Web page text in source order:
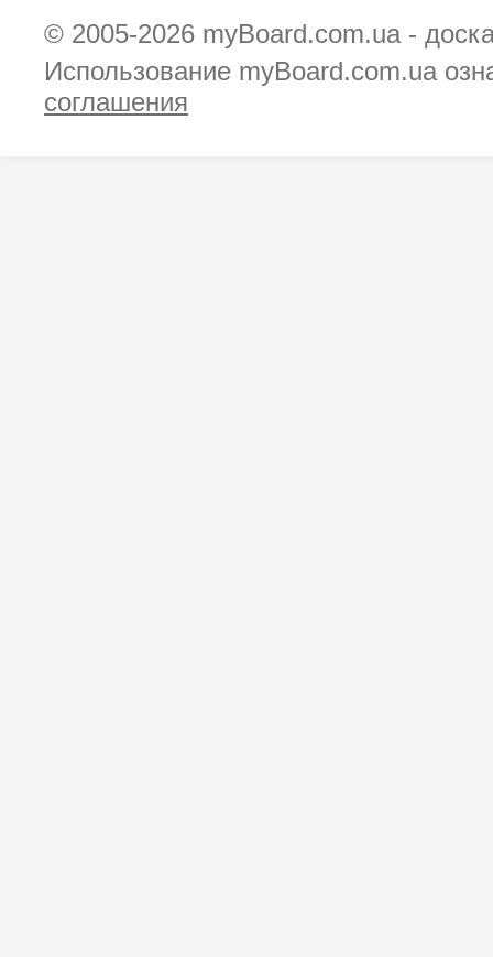
© 2005-2026 myBoard.com.ua -
Использование myBoard.com.ua
соглашения